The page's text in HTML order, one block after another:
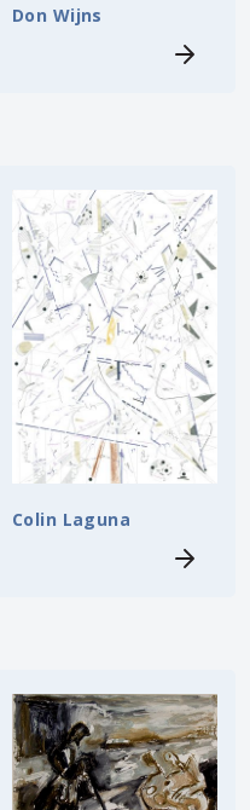
Don Wijns
Colin Laguna